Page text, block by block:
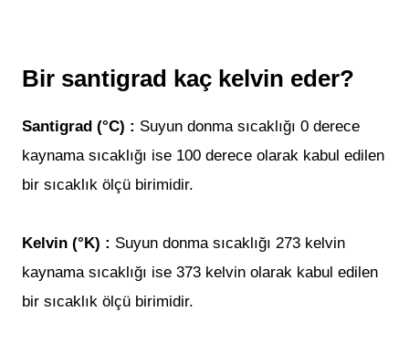
Bir santigrad kaç kelvin eder?
Santigrad (°C) : Suyun donma sıcaklığı 0 derece
kaynama sıcaklığı ise 100 derece olarak kabul edilen
bir sıcaklık ölçü birimidir.
Kelvin (°K) : Suyun donma sıcaklığı 273 kelvin
kaynama sıcaklığı ise 373 kelvin olarak kabul edilen
bir sıcaklık ölçü birimidir.